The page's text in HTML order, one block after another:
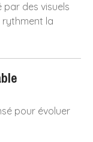
des visuels
rythment la
pour évoluer